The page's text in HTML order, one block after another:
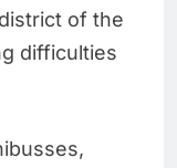
of the
difficulties